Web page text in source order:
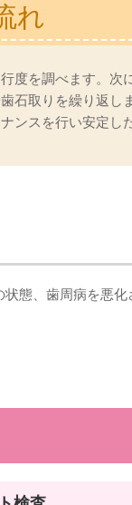
れ
度を調べます。次
石取りを繰り返し
ンスを行い安定し
態、歯周病を悪